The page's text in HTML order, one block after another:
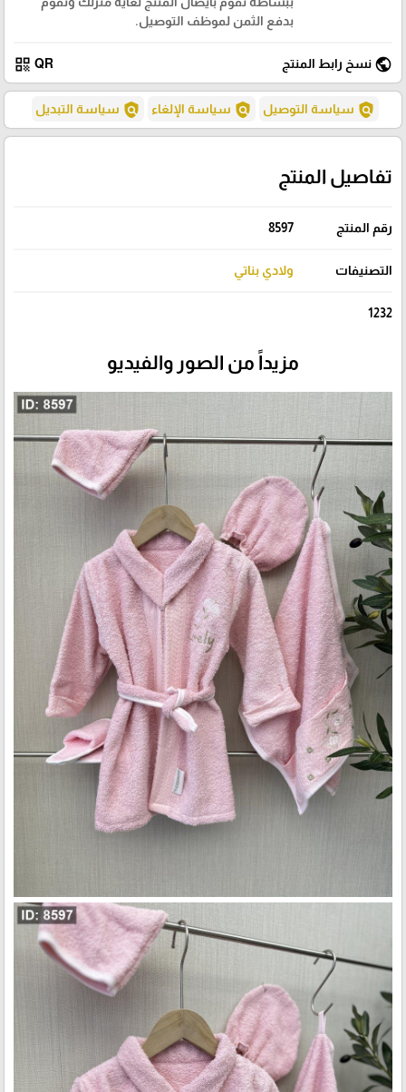
بدفع الثمن لموظف التوصيل.
public نسخ رابط المنتج QR
qr_code
policy سياسة التوصيل policy سياسة الإلغاء policy سياسة التبديل
تفاصيل المنتج
رقم المنتج 8597
التصنيفات ولادي بناتي
1232
مزيداً من الصور والفيديو